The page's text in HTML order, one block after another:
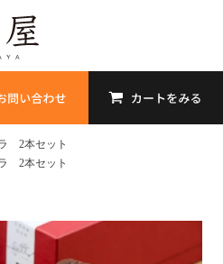
2本セット
2本セット